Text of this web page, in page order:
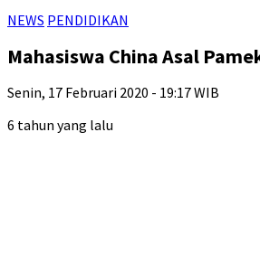
NEWS PENDIDIKAN
Mahasiswa China Asal
Senin, 17 Februari 2020 - 19:17 WIB
6 tahun yang lalu